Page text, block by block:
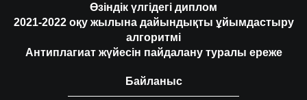
Өзіндік үлгідегі диплом
2021-2022 оқу жылына дайындықты ұйымдастыру
алгоритмі
Антиплагиат жүйесін пайдалану туралы ереже
Байланыс